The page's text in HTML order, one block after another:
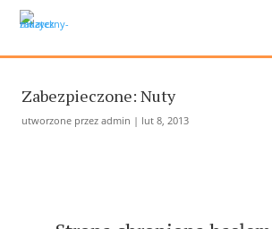
Zabezpieczone: Nuty
utworzone przez admin | lut 8, 2013